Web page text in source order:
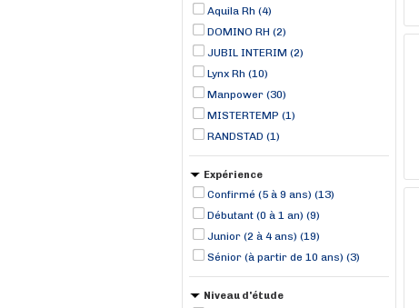
Aquila Rh (4)
DOMINO RH (2)
JUBIL INTERIM (2)
Lynx Rh (10)
Manpower (30)
MISTERTEMP (1)
RANDSTAD (1)
Expérience
Confirmé (5 à 9 ans) (13)
Débutant (0 à 1 an) (9)
Junior (2 à 4 ans) (19)
Sénior (à partir de 10 ans) (3)
Niveau d'étude